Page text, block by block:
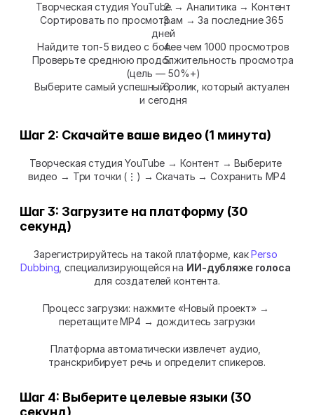
Творческая студия YouTube → Аналитика → Контент
Сортировать по просмотрам → За последние 365
дней
Найдите топ-5 видео с более чем 1000 просмотров
Проверьте среднюю продолжительность просмотра
(цель — 50%+)
Выберите самый успешный ролик, который актуален
и сегодня
Шаг 2: Скачайте ваше видео (1 минута)
Творческая студия YouTube → Контент → Выберите
видео → Три точки (⋮) → Скачать → Сохранить MP4
Шаг 3: Загрузите на платформу (30
секунд)
Зарегистрируйтесь на такой платформе, как Perso
Dubbing , специализирующейся на ИИ-дубляже голоса
для создателей контента.
Процесс загрузки: нажмите «Новый проект» →
перетащите MP4 → дождитесь загрузки
Платформа автоматически извлечет аудио,
транскрибирует речь и определит спикеров.
Шаг 4: Выберите целевые языки (30
секунд)